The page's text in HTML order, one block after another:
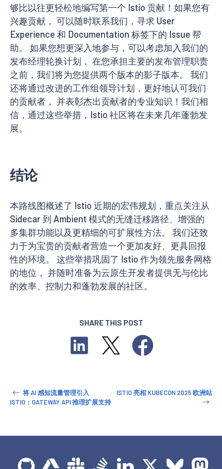
够比以往更轻松地编写第一个 Istio 贡献！如果您有
兴趣贡献， 可以随时联系我们，寻求 User
Experience 和 Documentation 标签下的 Issue 帮
助。 如果您想更深入地参与，可以考虑加入我们的
发布经理轮换计划， 在您承担主要的发布管理职责
之前，我们将为您提供两个版本的影子版本。 我们
还将通过改进的工作组领导计划，更好地认可我们
的贡献者， 并表彰杰出贡献者的专业知识！我们相
信，通过这些举措，Istio 社区将在未来几年蓬勃发
展。
结论
本路线图概述了 Istio 近期的宏伟规划，重点关注从
Sidecar 到 Ambient 模式的无缝迁移路径、增强的
多集群功能以及更精细的可扩展性方法。 我们还致
力于为宝贵的贡献者营造一个更加友好、更具回报
性的环境。 这些举措巩固了 Istio 作为领先服务网格
的地位， 并随时准备为云原生开发者提供无与伦比
的效率、控制力和蓬勃发展的社区。
SHARE THIS POST
将 AI 感知流量管理引入
ISTIO：GATEWAY API 推理扩展支持
ISTIO 亮相 KUBECON 2025 欧洲站